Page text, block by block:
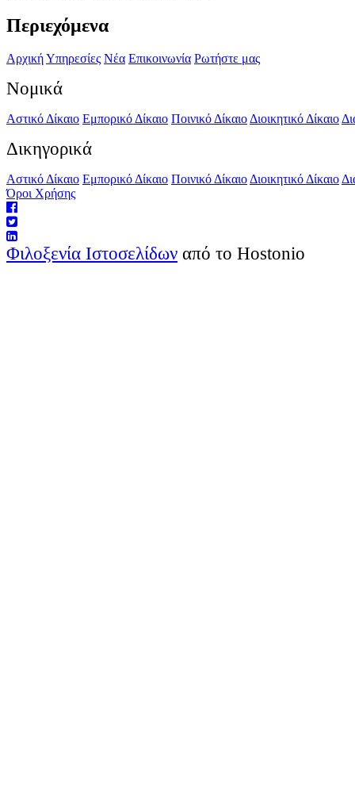
Περιεχόμενα
ΑρχικήΥπηρεσίες Νέα Επικοινωνία Ρωτήστε μας
Νομικά
Αστικό Δίκαιο Εμπορικό Δίκαιο Ποινικό Δίκαιο Διοικητικό Δίκαιο
Δικηγορικά
Αστικό Δίκαιο Εμπορικό Δίκαιο Ποινικό Δίκαιο Διοικητικό Δίκαιο
Όροι Χρήσης
Φιλοξενία Ιστοσελίδων από το Hostonio